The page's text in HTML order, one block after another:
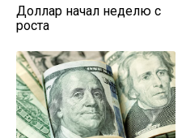
Доллар начал неделю с
роста